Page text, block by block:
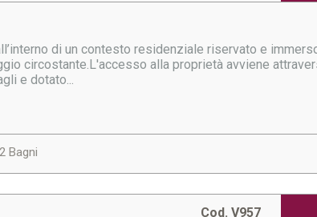
di un contesto residenziale riservato e
circostante.L'accesso alla proprietà avviene
e dotato...
2 Bagni
Cod. V957